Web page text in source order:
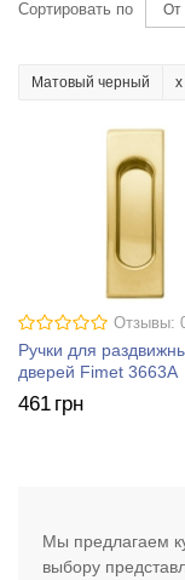
Сортировать по
Матовый черный
Отзывы:
Ручки для
дверей Fimet 3663A
461 грн
Мы предлагаем
выбору